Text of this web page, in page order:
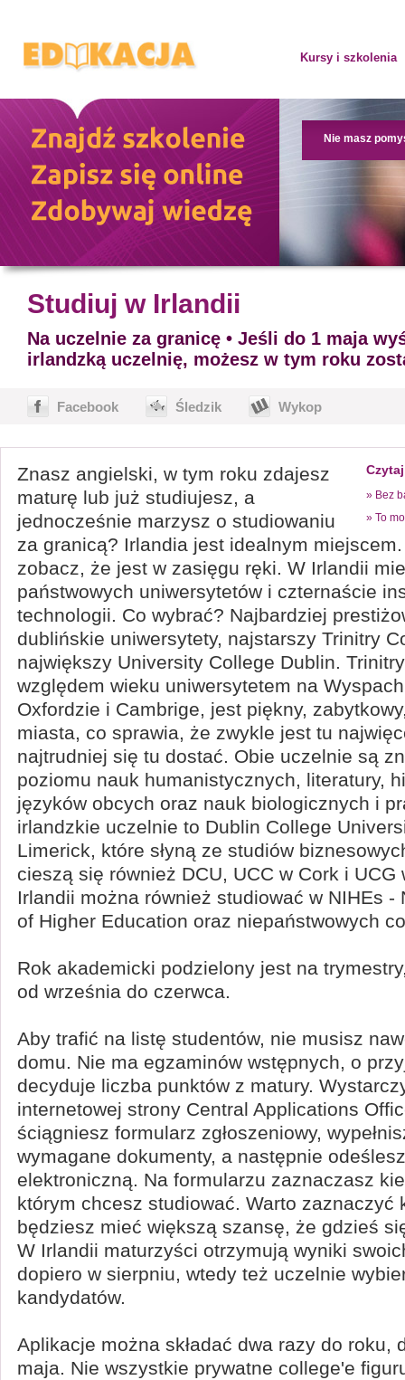
Kursy i szkolenia
Nie masz
Studiuj w Irlandii
Na uczelnie za granicę • Jeśli do 1 maja
irlandzką uczelnię, możesz w tym roku
Facebook Śledzik Wykop
» Bez
» To
Znasz angielski, w tym roku zdajesz
maturę lub już studiujesz, a
jednocześnie marzysz o studiowaniu
za granicą? Irlandia jest idealnym
zobacz, że jest w zasięgu ręki. W Irlandii
państwowych uniwersytetów i czternaście
technologii. Co wybrać? Najbardziej
dublińskie uniwersytety, najstarszy Trinitry
największy University College Dublin.
względem wieku uniwersytetem na
Oxfordzie i Cambrige, jest piękny,
miasta, co sprawia, że zwykle jest tu
najtrudniej się tu dostać. Obie uczelnie są
poziomu nauk humanistycznych, literatury,
języków obcych oraz nauk biologicznych i
irlandzkie uczelnie to Dublin College
Limerick, które słyną ze studiów
cieszą się również DCU, UCC w Cork i UCG
Irlandii można również studiować w NIHEs -
of Higher Education oraz niepaństwowych
Rok akademicki podzielony jest na
od września do czerwca.
Aby trafić na listę studentów, nie musisz
domu. Nie ma egzaminów wstępnych, o
decyduje liczba punktów z matury.
internetowej strony Central Applications
ściągniesz formularz zgłoszeniowy,
wymagane dokumenty, a następnie
elektroniczną. Na formularzu zaznaczasz
którym chcesz studiować. Warto zaznaczyć
będziesz mieć większą szansę, że gdzieś
W Irlandii maturzyści otrzymują wyniki
dopiero w sierpniu, wtedy też uczelnie
kandydatów.
Aplikacje można składać dwa razy do roku,
maja. Nie wszystkie prywatne college'e